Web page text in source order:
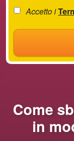
Accetto i
Come
in